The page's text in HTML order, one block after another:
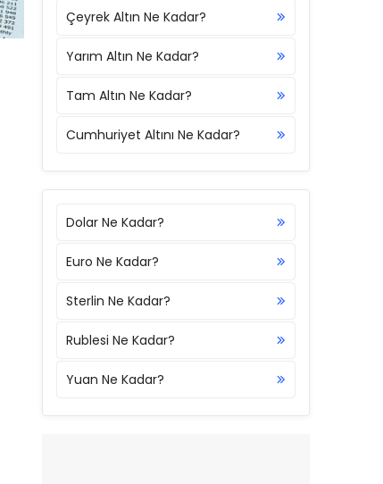
Çeyrek Altın Ne Kadar?
Yarım Altın Ne Kadar?
Tam Altın Ne Kadar?
Cumhuriyet Altını Ne Kadar?
Dolar Ne Kadar?
Euro Ne Kadar?
Sterlin Ne Kadar?
Rublesi Ne Kadar?
Yuan Ne Kadar?